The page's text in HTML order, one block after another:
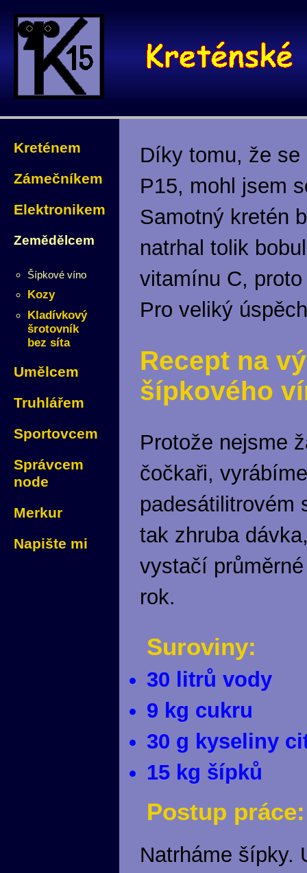
Kreténem
Zámečníkem
Elektronikem
Zemědělcem
Šípkové víno
Kozy
Kladívkový
šrotovník
bez síta
Umělcem
Truhlářem
Sportovcem
Správcem
node
Merkur
Napište mi
Díky tomu, že
P15, mohl jsem
Samotný kretén
natrhal tolik
vitamínu C,
Pro veliký
Recept na
šípkového
Protože nejsme
čočkaři,
padesátilitrovém
tak zhruba
vystačí
rok.
Suroviny:
30 litrů vody
9 kg cukru
30 g kyseliny
15 kg šípků
Postup práce:
Natrháme šípky.